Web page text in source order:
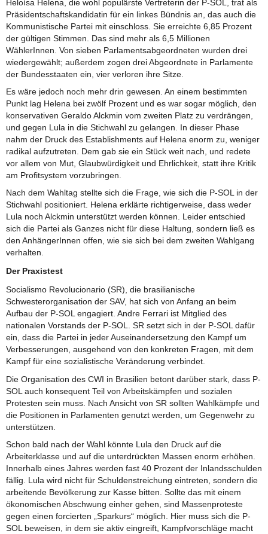
Heloísa Helena, die wohl populärste Vertreterin der P-SOL, trat als
Präsidentschaftskandidatin für ein linkes Bündnis an, das auch die
Kommunistische Partei mit einschloss. Sie erreichte 6,85 Prozent
der gültigen Stimmen. Das sind mehr als 6,5 Millionen
WählerInnen. Von sieben Parlamentsabgeordneten wurden drei
wiedergewählt; außerdem zogen drei Abgeordnete in Parlamente
der Bundesstaaten ein, vier verloren ihre Sitze.
Es wäre jedoch noch mehr drin gewesen. An einem bestimmten
Punkt lag Helena bei zwölf Prozent und es war sogar möglich, den
konservativen Geraldo Alckmin vom zweiten Platz zu verdrängen,
und gegen Lula in die Stichwahl zu gelangen. In dieser Phase
nahm der Druck des Establishments auf Helena enorm zu, weniger
radikal aufzutreten. Dem gab sie ein Stück weit nach, und redete
vor allem von Mut, Glaubwürdigkeit und Ehrlichkeit, statt ihre Kritik
am Profitsystem vorzubringen.
Nach dem Wahltag stellte sich die Frage, wie sich die P-SOL in der
Stichwahl positioniert. Helena erklärte richtigerweise, dass weder
Lula noch Alckmin unterstützt werden können. Leider entschied
sich die Partei als Ganzes nicht für diese Haltung, sondern ließ es
den AnhängerInnen offen, wie sie sich bei dem zweiten Wahlgang
verhalten.
Der Praxistest
Socialismo Revolucionario (SR), die brasilianische
Schwesterorganisation der SAV, hat sich von Anfang an beim
Aufbau der P-SOL engagiert. Andre Ferrari ist Mitglied des
nationalen Vorstands der P-SOL. SR setzt sich in der P-SOL dafür
ein, dass die Partei in jeder Auseinandersetzung den Kampf um
Verbesserungen, ausgehend von den konkreten Fragen, mit dem
Kampf für eine sozialistische Veränderung verbindet.
Die Organisation des CWI in Brasilien betont darüber stark, dass P-
SOL auch konsequent Teil von Arbeitskämpfen und sozialen
Protesten sein muss. Nach Ansicht von SR sollten Wahlkämpfe und
die Positionen in Parlamenten genutzt werden, um Gegenwehr zu
unterstützen.
Schon bald nach der Wahl könnte Lula den Druck auf die
Arbeiterklasse und auf die unterdrückten Massen enorm erhöhen.
Innerhalb eines Jahres werden fast 40 Prozent der Inlandsschulden
fällig. Lula wird nicht für Schuldenstreichung eintreten, sondern die
arbeitende Bevölkerung zur Kasse bitten. Sollte das mit einem
ökonomischen Abschwung einher gehen, sind Massenproteste
gegen einen forcierten „Sparkurs“ möglich. Hier muss sich die P-
SOL beweisen, in dem sie aktiv eingreift, Kampfvorschläge macht